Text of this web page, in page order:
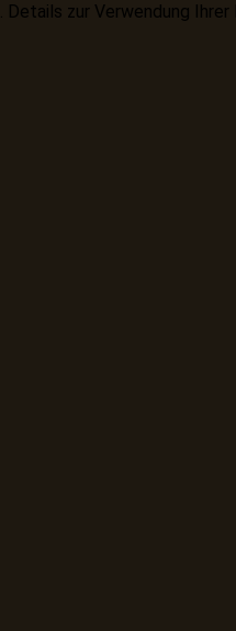
zur Verwendung Ihrer